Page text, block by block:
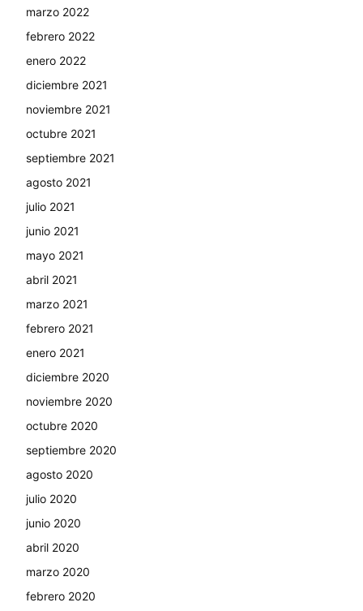
marzo 2022
febrero 2022
enero 2022
diciembre 2021
noviembre 2021
octubre 2021
septiembre 2021
agosto 2021
julio 2021
junio 2021
mayo 2021
abril 2021
marzo 2021
febrero 2021
enero 2021
diciembre 2020
noviembre 2020
octubre 2020
septiembre 2020
agosto 2020
julio 2020
junio 2020
abril 2020
marzo 2020
febrero 2020